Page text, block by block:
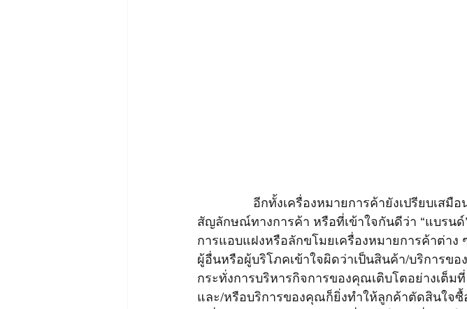
สัญลักษณ์ทางการค้า หรือที่เข้าใจกันดีว่า “แบรนด์
การแอบแฝงหรือลักขโมยเครื่องหมายการค้าต่าง
ผู้อื่นหรือผู้บริโภคเข้าใจผิดว่าเป็นสินค้า/บริการ
กระทั่งการบริหารกิจการของคุณเติบโตอย่างเต็ม
และ/หรือบริการของคุณก็ยิ่งทำให้ลูกค้าตัดสินใจ